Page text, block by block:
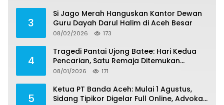
3
Si Jago Merah Hanguskan Kantor Dewan
Guru Dayah Darul Halim di Aceh Besar
08/02/2026 173
4
Tragedi Pantai Ujong Batee: Hari Kedua
Pencarian, Satu Remaja Ditemukan
Meninggal, Tiga Korban Masih Dicari
08/01/2026 171
5
Ketua PT Banda Aceh: Mulai 1 Agustus,
Sidang Tipikor Digelar Full Online, Advokat